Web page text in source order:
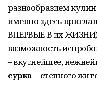
разнообразием
именно здесь
ВПЕРВЫЕ В их ЖИЗНИ)
возможность
– вкуснейшее,
сурка– степного